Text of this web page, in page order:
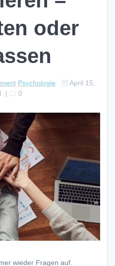
oder
Psychologie
April 15,
| 0
wieder Fragen auf.